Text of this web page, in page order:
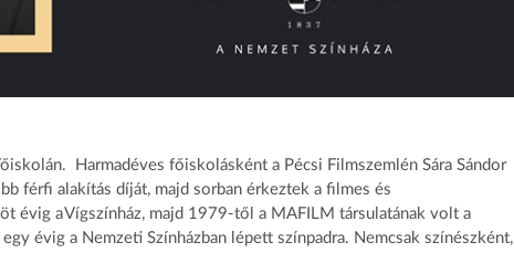
Harmadéves főiskolásként a Pécsi Filmszemlén Sára Sándor
férfi alakítás díját, majd sorban érkeztek a filmes és
évig a Vígszínház, majd 1979-től a MAFILM társulatának volt a
évig a Nemzeti Színházban lépett színpadra. Nemcsak színészként,